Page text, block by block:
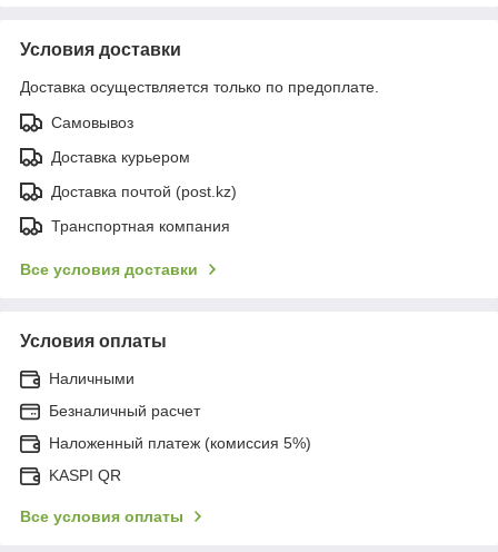
Условия доставки
Доставка осуществляется только по предоплате.
Самовывоз
Доставка курьером
Доставка почтой (post.kz)
Транспортная компания
Все условия доставки
Условия оплаты
Наличными
Безналичный расчет
Наложенный платеж (комиссия 5%)
KASPI QR
Все условия оплаты